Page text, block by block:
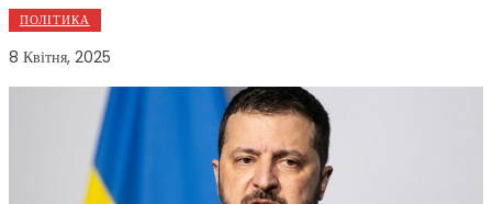
ПОЛІТИКА
8 Квітня, 2025